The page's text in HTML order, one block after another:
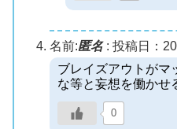
名前:匿名: 投稿日：
ブレイズアウトがマ
な等と妄想を働かせ
0